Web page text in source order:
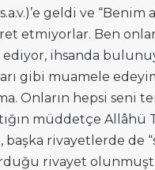
geldi ve “Benim
etmiyorlar. Ben
ihsanda
gibi muamele
Onların hepsi seni
müddetçe Allâhü
rivayetlerde de
rivayet